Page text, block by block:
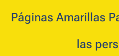
Páginas Amarillas
las